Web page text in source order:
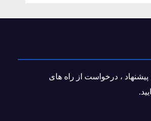
پیشنهاد ، درخواست از راه های